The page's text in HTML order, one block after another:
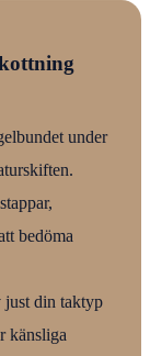
under
bedöma
just din taktyp
känsliga